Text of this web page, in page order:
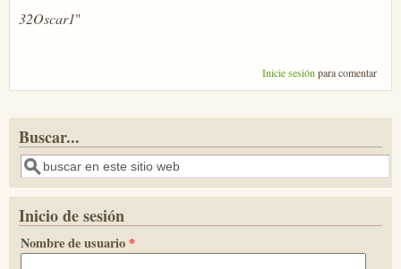
32Oscar1"
Inicie sesión para comentar
Buscar...
Buscar
Inicio de sesión
Nombre de usuario *